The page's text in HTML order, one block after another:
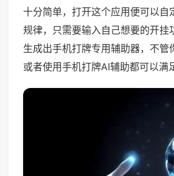
十分简单，打开这个应用便可以自
规律，只需要输入自己想要的开挂
生成出手机打牌专用辅助器，不管
或者使用手机打牌AI辅助都可以满